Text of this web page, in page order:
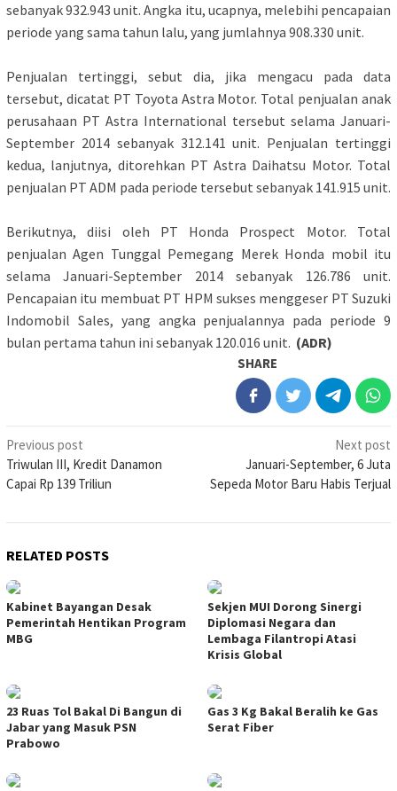
sebanyak 932.943 unit. Angka itu, ucapnya, melebihi pencapaian
periode yang sama tahun lalu, yang jumlahnya 908.330 unit.
Penjualan tertinggi, sebut dia, jika mengacu pada data
tersebut, dicatat PT Toyota Astra Motor. Total penjualan anak
perusahaan PT Astra International tersebut selama Januari-
September 2014 sebanyak 312.141 unit. Penjualan tertinggi
kedua, lanjutnya, ditorehkan PT Astra Daihatsu Motor. Total
penjualan PT ADM pada periode tersebut sebanyak 141.915 unit.
Berikutnya, diisi oleh PT Honda Prospect Motor. Total
penjualan Agen Tunggal Pemegang Merek Honda mobil itu
selama Januari-September 2014 sebanyak 126.786 unit.
Pencapaian itu membuat PT HPM sukses menggeser PT Suzuki
Indomobil Sales, yang angka penjualannya pada periode 9
bulan pertama tahun ini sebanyak 120.016 unit. (ADR)
SHARE
Post
navigation
Previous post
Triwulan III, Kredit Danamon
Capai Rp 139 Triliun
Next post
Januari-September, 6 Juta
Sepeda Motor Baru Habis Terjual
RELATED POSTS
Kabinet Bayangan Desak
Pemerintah Hentikan Program
MBG
Sekjen MUI Dorong Sinergi
Diplomasi Negara dan
Lembaga Filantropi Atasi
Krisis Global
23 Ruas Tol Bakal Di Bangun di
Jabar yang Masuk PSN
Prabowo
Gas 3 Kg Bakal Beralih ke Gas
Serat Fiber